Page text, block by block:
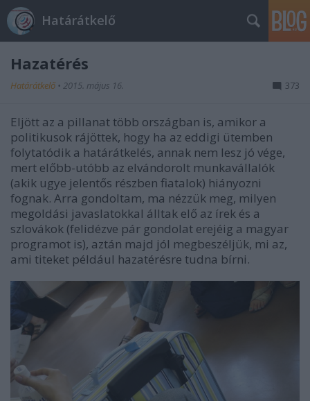
Határátkelő
Hazatérés
Határátkelő • 2015. május 16. 373
Eljött az a pillanat több országban is, amikor a
politikusok rájöttek, hogy ha az eddigi ütemben
folytatódik a határátkelés, annak nem lesz jó vége,
mert előbb-utóbb az elvándorolt munkavállalók
(akik ugye jelentős részben fiatalok) hiányozni
fognak. Arra gondoltam, ma nézzük meg, milyen
megoldási javaslatokkal álltak elő az írek és a
szlovákok (felidézve pár gondolat erejéig a magyar
programot is), aztán majd jól megbeszéljük, mi az,
ami titeket például hazatérésre tudna bírni.